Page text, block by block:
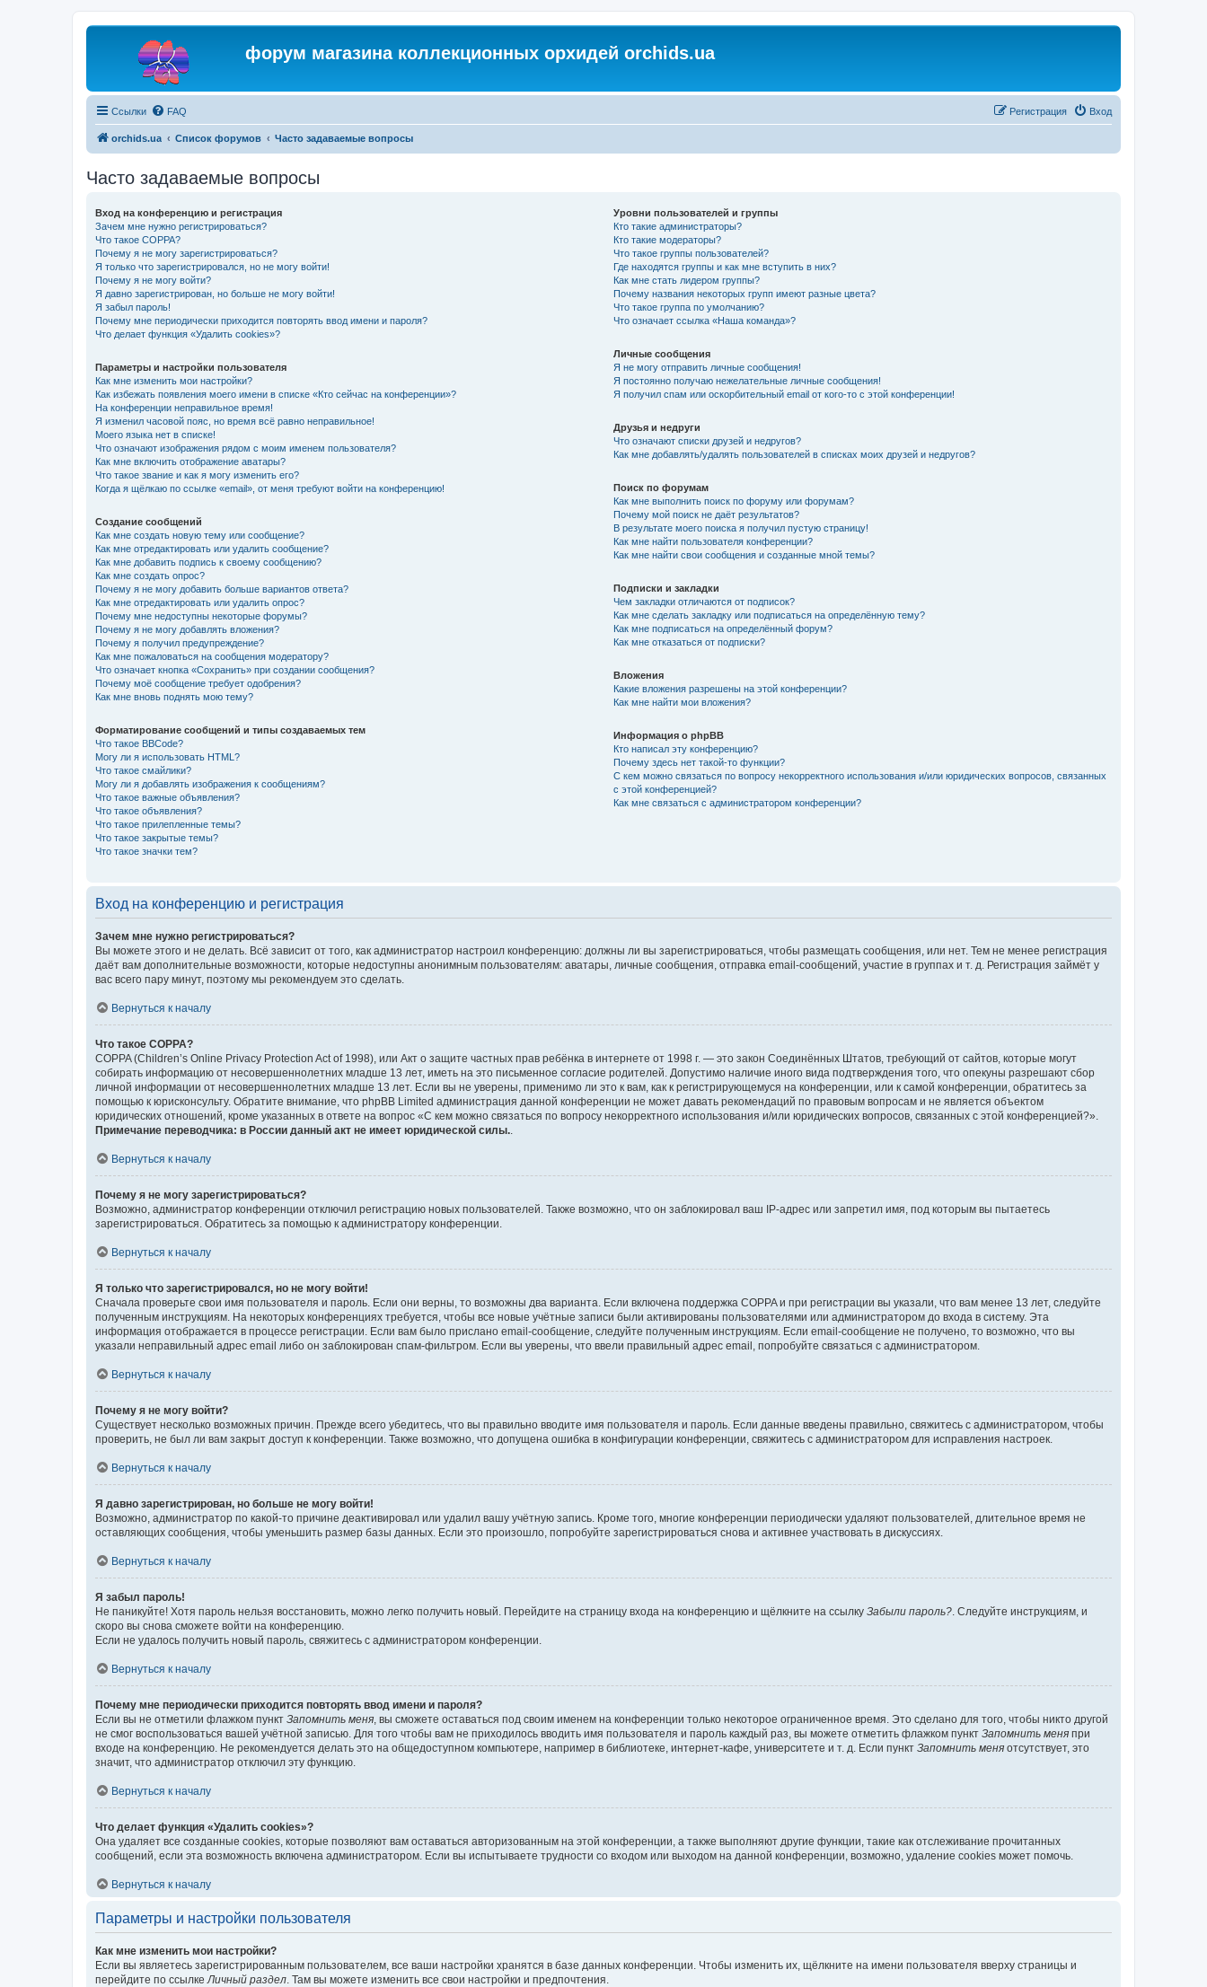
форум магазина коллекционных орхидей orchids.ua
Ссылки FAQ Вход
Регистрация
orchids.ua Список форумов Часто задаваемые вопросы
Часто задаваемые вопросы
Вход на конференцию и регистрация
Зачем мне нужно регистрироваться?
Что такое COPPA?
Почему я не могу зарегистрироваться?
Я только что зарегистрировался, но не могу войти!
Почему я не могу войти?
Я давно зарегистрирован, но больше не могу войти!
Я забыл пароль!
Почему мне периодически приходится повторять ввод имени и пароля?
Что делает функция «Удалить cookies»?
Параметры и настройки пользователя
Как мне изменить мои настройки?
Как избежать появления моего имени в списке «Кто сейчас на конференции»?
На конференции неправильное время!
Я изменил часовой пояс, но время всё равно неправильное!
Моего языка нет в списке!
Что означают изображения рядом с моим именем пользователя?
Как мне включить отображение аватары?
Что такое звание и как я могу изменить его?
Когда я щёлкаю по ссылке «email», от меня требуют войти на конференцию!
Создание сообщений
Как мне создать новую тему или сообщение?
Как мне отредактировать или удалить сообщение?
Как мне добавить подпись к своему сообщению?
Как мне создать опрос?
Почему я не могу добавить больше вариантов ответа?
Как мне отредактировать или удалить опрос?
Почему мне недоступны некоторые форумы?
Почему я не могу добавлять вложения?
Почему я получил предупреждение?
Как мне пожаловаться на сообщения модератору?
Что означает кнопка «Сохранить» при создании сообщения?
Почему моё сообщение требует одобрения?
Как мне вновь поднять мою тему?
Форматирование сообщений и типы создаваемых тем
Что такое BBCode?
Могу ли я использовать HTML?
Что такое смайлики?
Могу ли я добавлять изображения к сообщениям?
Что такое важные объявления?
Что такое объявления?
Что такое прилепленные темы?
Что такое закрытые темы?
Что такое значки тем?
Уровни пользователей и группы
Кто такие администраторы?
Кто такие модераторы?
Что такое группы пользователей?
Где находятся группы и как мне вступить в них?
Как мне стать лидером группы?
Почему названия некоторых групп имеют разные цвета?
Что такое группа по умолчанию?
Что означает ссылка «Наша команда»?
Личные сообщения
Я не могу отправить личные сообщения!
Я постоянно получаю нежелательные личные сообщения!
Я получил спам или оскорбительный email от кого-то с этой конференции!
Друзья и недруги
Что означают списки друзей и недругов?
Как мне добавлять/удалять пользователей в списках моих друзей и недругов?
Поиск по форумам
Как мне выполнить поиск по форуму или форумам?
Почему мой поиск не даёт результатов?
В результате моего поиска я получил пустую страницу!
Как мне найти пользователя конференции?
Как мне найти свои сообщения и созданные мной темы?
Подписки и закладки
Чем закладки отличаются от подписок?
Как мне сделать закладку или подписаться на определённую тему?
Как мне подписаться на определённый форум?
Как мне отказаться от подписки?
Вложения
Какие вложения разрешены на этой конференции?
Как мне найти мои вложения?
Информация о phpBB
Кто написал эту конференцию?
Почему здесь нет такой-то функции?
С кем можно связаться по вопросу некорректного использования и/или юридических вопросов, связанных
с этой конференцией?
Как мне связаться с администратором конференции?
Вход на конференцию и регистрация
Зачем мне нужно регистрироваться?
Вы можете этого и не делать. Всё зависит от того, как администратор настроил конференцию: должны ли вы зарегистрироваться, чтобы размещать сообщения, или нет. Тем не менее регистрация
даёт вам дополнительные возможности, которые недоступны анонимным пользователям: аватары, личные сообщения, отправка email-сообщений, участие в группах и т. д. Регистрация займёт у
вас всего пару минут, поэтому мы рекомендуем это сделать.
Вернуться к началу
Что такое COPPA?
COPPA (Children’s Online Privacy Protection Act of 1998), или Акт о защите частных прав ребёнка в интернете от 1998 г. — это закон Соединённых Штатов, требующий от сайтов, которые могут
собирать информацию от несовершеннолетних младше 13 лет, иметь на это письменное согласие родителей. Допустимо наличие иного вида подтверждения того, что опекуны разрешают сбор
личной информации от несовершеннолетних младше 13 лет. Если вы не уверены, применимо ли это к вам, как к регистрирующемуся на конференции, или к самой конференции, обратитесь за
помощью к юрисконсульту. Обратите внимание, что phpBB Limited администрация данной конференции не может давать рекомендаций по правовым вопросам и не является объектом
юридических отношений, кроме указанных в ответе на вопрос «С кем можно связаться по вопросу некорректного использования и/или юридических вопросов, связанных с этой конференцией?».
Примечание переводчика: в России данный акт не имеет юридической силы..
Вернуться к началу
Почему я не могу зарегистрироваться?
Возможно, администратор конференции отключил регистрацию новых пользователей. Также возможно, что он заблокировал ваш IP-адрес или запретил имя, под которым вы пытаетесь
зарегистрироваться. Обратитесь за помощью к администратору конференции.
Вернуться к началу
Я только что зарегистрировался, но не могу войти!
Сначала проверьте свои имя пользователя и пароль. Если они верны, то возможны два варианта. Если включена поддержка COPPA и при регистрации вы указали, что вам менее 13 лет, следуйте
полученным инструкциям. На некоторых конференциях требуется, чтобы все новые учётные записи были активированы пользователями или администратором до входа в систему. Эта
информация отображается в процессе регистрации. Если вам было прислано email-сообщение, следуйте полученным инструкциям. Если email-сообщение не получено, то возможно, что вы
указали неправильный адрес email либо он заблокирован спам-фильтром. Если вы уверены, что ввели правильный адрес email, попробуйте связаться с администратором.
Вернуться к началу
Почему я не могу войти?
Существует несколько возможных причин. Прежде всего убедитесь, что вы правильно вводите имя пользователя и пароль. Если данные введены правильно, свяжитесь с администратором, чтобы
проверить, не был ли вам закрыт доступ к конференции. Также возможно, что допущена ошибка в конфигурации конференции, свяжитесь с администратором для исправления настроек.
Вернуться к началу
Я давно зарегистрирован, но больше не могу войти!
Возможно, администратор по какой-то причине деактивировал или удалил вашу учётную запись. Кроме того, многие конференции периодически удаляют пользователей, длительное время не
оставляющих сообщения, чтобы уменьшить размер базы данных. Если это произошло, попробуйте зарегистрироваться снова и активнее участвовать в дискуссиях.
Вернуться к началу
Я забыл пароль!
Не паникуйте! Хотя пароль нельзя восстановить, можно легко получить новый. Перейдите на страницу входа на конференцию и щёлкните на ссылку Забыли пароль?. Следуйте инструкциям, и
скоро вы снова сможете войти на конференцию.
Если не удалось получить новый пароль, свяжитесь с администратором конференции.
Вернуться к началу
Почему мне периодически приходится повторять ввод имени и пароля?
Если вы не отметили флажком пункт Запомнить меня, вы сможете оставаться под своим именем на конференции только некоторое ограниченное время. Это сделано для того, чтобы никто другой
не смог воспользоваться вашей учётной записью. Для того чтобы вам не приходилось вводить имя пользователя и пароль каждый раз, вы можете отметить флажком пункт Запомнить меня при
входе на конференцию. Не рекомендуется делать это на общедоступном компьютере, например в библиотеке, интернет-кафе, университете и т. д. Если пункт Запомнить меня отсутствует, это
значит, что администратор отключил эту функцию.
Вернуться к началу
Что делает функция «Удалить cookies»?
Она удаляет все созданные cookies, которые позволяют вам оставаться авторизованным на этой конференции, а также выполняют другие функции, такие как отслеживание прочитанных
сообщений, если эта возможность включена администратором. Если вы испытываете трудности со входом или выходом на данной конференции, возможно, удаление cookies может помочь.
Вернуться к началу
Параметры и настройки пользователя
Как мне изменить мои настройки?
Если вы являетесь зарегистрированным пользователем, все ваши настройки хранятся в базе данных конференции. Чтобы изменить их, щёлкните на имени пользователя вверху страницы и
перейдите по ссылкеЛичный раздел. Там вы можете изменить все свои настройки и предпочтения.